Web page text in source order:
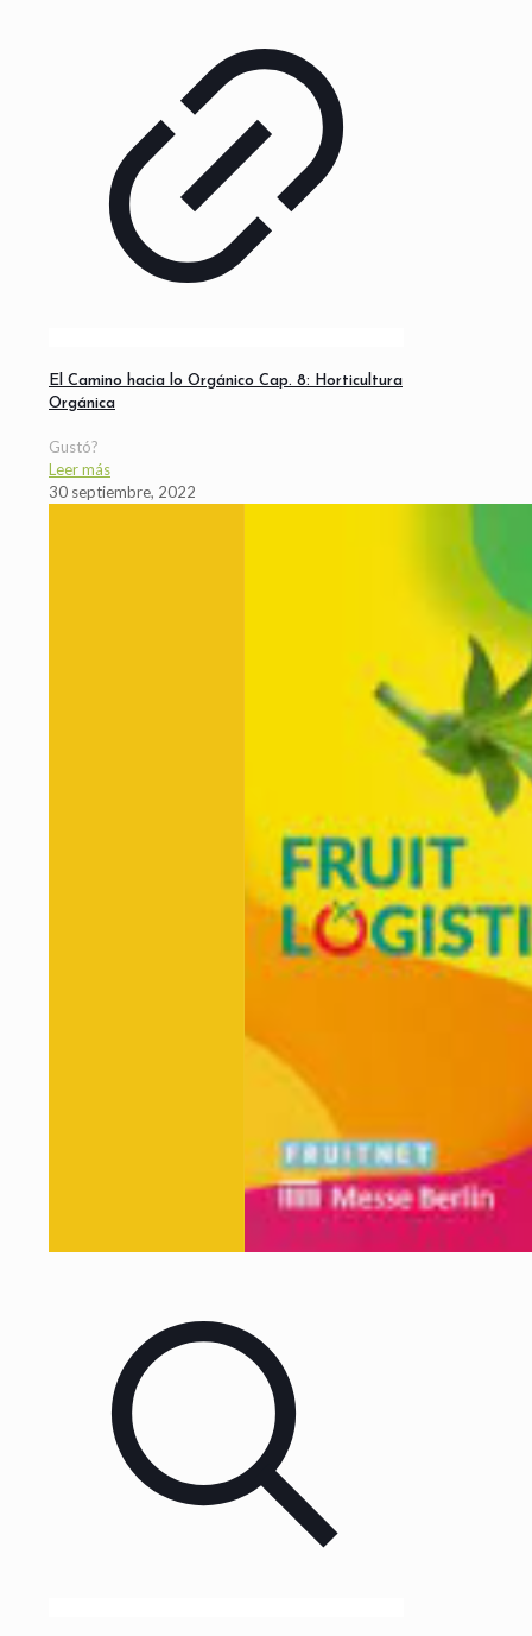
El Camino hacia lo Orgánico Cap. 8: Horticultura
Orgánica
Gustó?
Leer más
30 septiembre, 2022